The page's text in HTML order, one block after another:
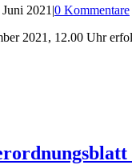
2021|0 Kommentare
2021, 12.00 Uhr